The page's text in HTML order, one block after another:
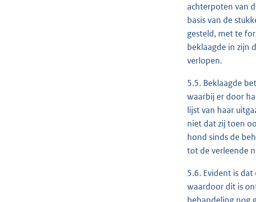
achterpoten van
basis van de
gesteld, met te
beklaagde in zijn
verlopen.
5.5. Beklaagde
waarbij er door
lijst van haar
niet dat zij toen
hond sinds de
tot de verleende
5.6. Evident is
waardoor dit is